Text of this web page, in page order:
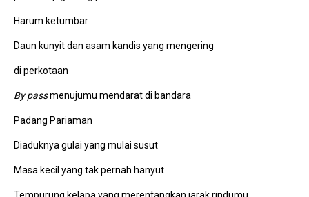
Harum ketumbar
Daun kunyit dan asam kandis yang mengering
di perkotaan
By passmenujumu mendarat di bandara
Padang Pariaman
Diaduknya gulai yang mulai susut
Masa kecil yang tak pernah hanyut
Tempurung kelapa yang merentangkan jarak rindumu